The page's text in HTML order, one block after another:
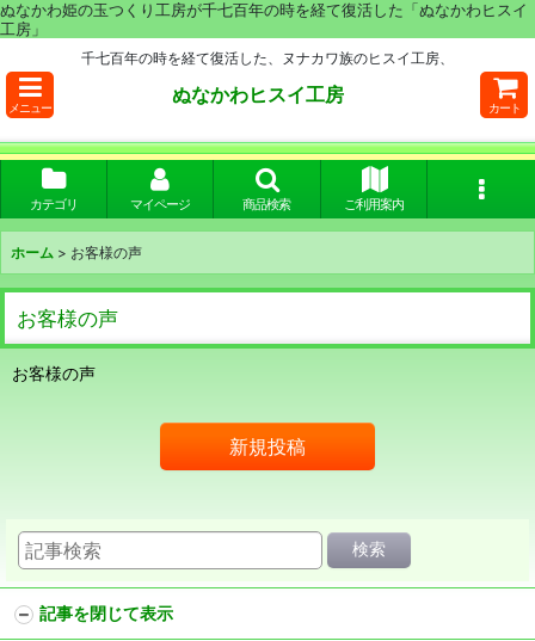
ぬなかわ姫の玉つくり工房が千七百年の時を経て復活した「ぬなかわヒスイ
工房」
千七百年の時を経て復活した、ヌナカワ族のヒスイ工房、
メニュー
ぬなかわヒスイ工房
カート
カテゴリ マイページ 商品検索 ご利用案内
ホーム > お客様の声
お客様の声
お客様の声
新規投稿
検索
記事を閉じて表示